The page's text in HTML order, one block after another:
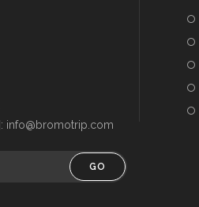
: info@bromotrip.com
GO